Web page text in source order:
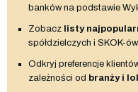
banków na podstawie
Zobacz listy
spółdzielczych i SKOK-
Odkryj preferencje
zależności od branży i